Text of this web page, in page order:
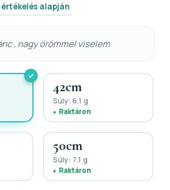
értékelés alapján
, nagy örömmel viselem
42cm
Súly: 6.1 g
Raktáron
50cm
Súly: 7.1 g
Raktáron